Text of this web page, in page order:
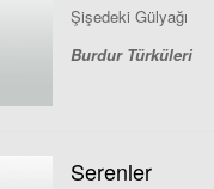
Şişedeki Gülyağı
Burdur Türküleri
Serenler